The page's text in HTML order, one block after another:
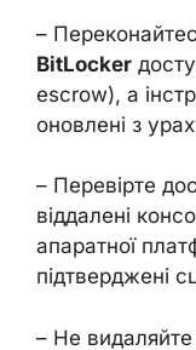
–
BitLocker
escrow), а
оновлені з
– Перевірте
віддалені
апаратної
підтверджені
– Не